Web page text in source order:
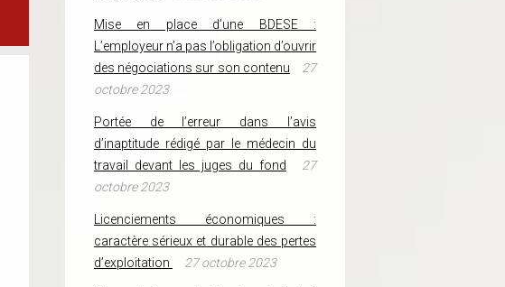
Mise en place d’une BDESE :
L’employeur n’a pas l’obligation d’ouvrir
des négociations sur son contenu
27
octobre 2023
Portée de l’erreur dans l’avis
d’inaptitude rédigé par le médecin du
travail devant les juges du fond
27
octobre 2023
Licenciements économiques :
caractère sérieux et durable des pertes
d’exploitation
27 octobre 2023